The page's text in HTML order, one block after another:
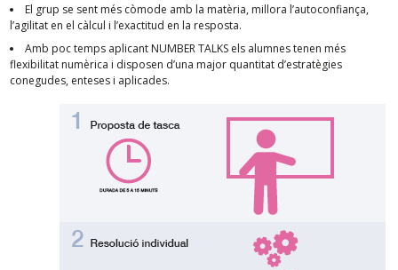
El grup se sent més còmode amb la matèria, millora l’autoconfiança,
l’agilitat en el càlcul i l’exactitud en la resposta.
Amb poc temps aplicant NUMBER TALKS els alumnes tenen més
flexibilitat numèrica i disposen d’una major quantitat d’estratègies
conegudes, enteses i aplicades.